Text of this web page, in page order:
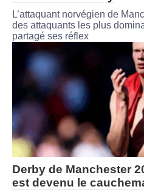
L’attaquant norvégien de
des attaquants les plus
partagé ses réflex
Derby de Manchester
est devenu le